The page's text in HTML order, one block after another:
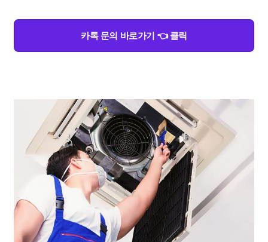
카톡 문의 바로가기 👈 클릭